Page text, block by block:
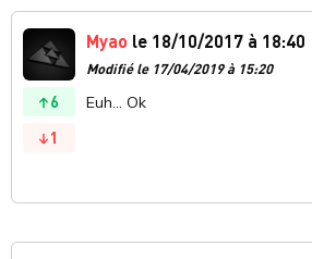
6
1
Myao le 18/10/2017 à 18:40
Modifié le 17/04/2019 à 15:20
Euh... Ok